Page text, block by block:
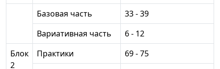
Базовая часть
33 - 39
Вариативная часть
6 - 12
Блок
2
Практики
69 - 75